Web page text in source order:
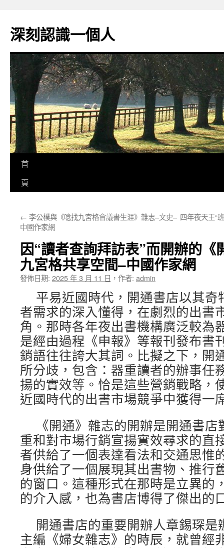
主
要
深刻認識一個人
首
頁
← 李公樸與《唸找九宮格會議書生涯》雜志–文史–
中國作家網
四年夜天王“
因“讀者查詢拜訪表”而開辦的《
九宮格共享空間–中國作家網
發佈日期: 2025 年 3 月 11 日 ， 作者: admin
平易近國時代，開通書店以其
者需求的深入懂得，在劇烈的出書
角。那時各年夜出書機構廣泛較為
是經由過程《申報》等報刊發布書
銷語往往誇大其詞。比擬之下，開
所分歧，包含：器重讀者的辦事任
揚的實效等。恰是這些營銷戰略，
近國時代的出書市場競爭中獲得一
《開通》雜志的開辦是開通書
重和對市場行銷宣揚實效尋求的直
者供給了一個表達看法和交通思惟
身供給了一個展現其出書物、推行
的窗口。這種形式在那時是立異的
的介入感，也為書店博得了傑出的
開通書店的重要開辦人章錫琛
主編《婦女雜志》的時辰，就曾經